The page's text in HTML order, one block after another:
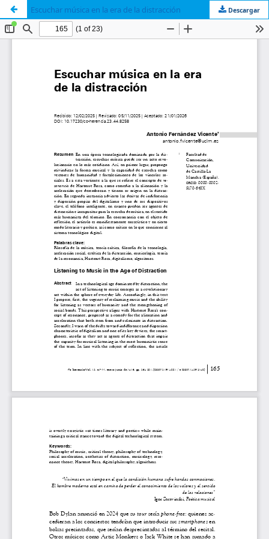
Escuchar música en la era de la distracción Descargar